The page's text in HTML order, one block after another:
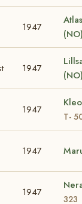
1947
1947
1947
T-
1947
1947
323